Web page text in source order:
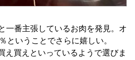
一番主張しているお肉を発見。オ
ということでさらに嬉しい。
え買えといっているようで選びま